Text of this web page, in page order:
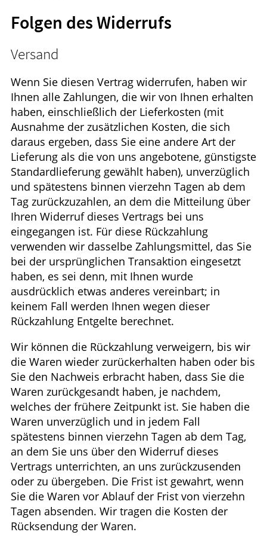
Folgen des Widerrufs
Versand
Wenn Sie diesen Vertrag widerrufen, haben wir
Ihnen alle Zahlungen, die wir von Ihnen erhalten
haben, einschließlich der Lieferkosten (mit
Ausnahme der zusätzlichen Kosten, die sich
daraus ergeben, dass Sie eine andere Art der
Lieferung als die von uns angebotene, günstigste
Standardlieferung gewählt haben), unverzüglich
und spätestens binnen vierzehn Tagen ab dem
Tag zurückzuzahlen, an dem die Mitteilung über
Ihren Widerruf dieses Vertrags bei uns
eingegangen ist. Für diese Rückzahlung
verwenden wir dasselbe Zahlungsmittel, das Sie
bei der ursprünglichen Transaktion eingesetzt
haben, es sei denn, mit Ihnen wurde
ausdrücklich etwas anderes vereinbart; in
keinem Fall werden Ihnen wegen dieser
Rückzahlung Entgelte berechnet.
Wir können die Rückzahlung verweigern, bis wir
die Waren wieder zurückerhalten haben oder bis
Sie den Nachweis erbracht haben, dass Sie die
Waren zurückgesandt haben, je nachdem,
welches der frühere Zeitpunkt ist. Sie haben die
Waren unverzüglich und in jedem Fall
spätestens binnen vierzehn Tagen ab dem Tag,
an dem Sie uns über den Widerruf dieses
Vertrags unterrichten, an uns zurückzusenden
oder zu übergeben. Die Frist ist gewahrt, wenn
Sie die Waren vor Ablauf der Frist von vierzehn
Tagen absenden. Wir tragen die Kosten der
Rücksendung der Waren.